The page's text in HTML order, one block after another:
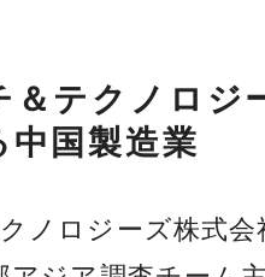
＆テクノロジ
国製造業
ノロジーズ株式